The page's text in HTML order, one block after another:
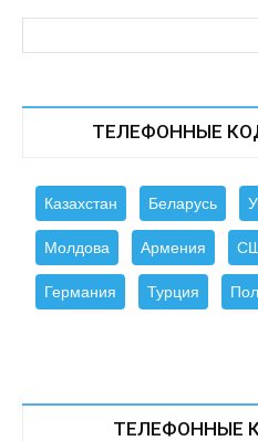
ТЕЛЕФОННЫЕ
Казахстан Беларусь
Молдова Армения
Германия Турция
ТЕЛЕФОННЫЕ